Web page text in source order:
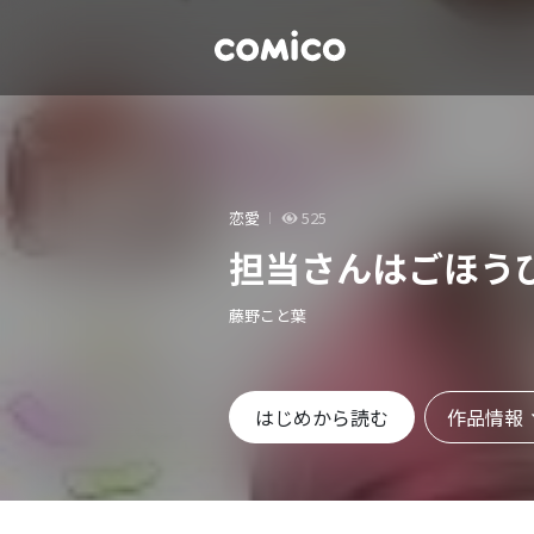
恋愛 525
担当さんはごほう
藤野こと葉
はじめから読む 作品情報